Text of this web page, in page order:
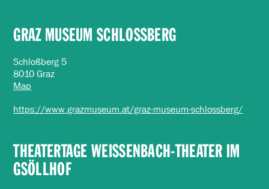
GRAZ MUSEUM SCHLOSSBERG
Schloßberg 5
8010 Graz
Map
https://www.grazmuseum.at/graz-museum-schlossberg/
THEATERTAGE WEISSENBACH-THEATER IM
GSÖLLHOF